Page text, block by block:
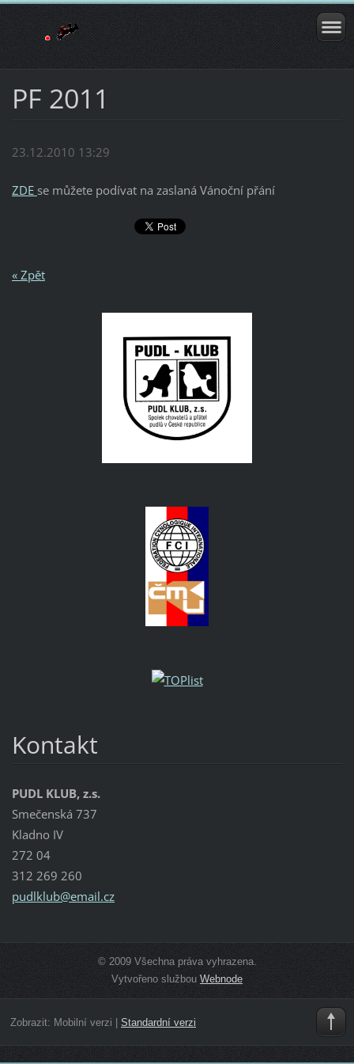
PF 2011
23.12.2010 13:29
ZDE se můžete podívat na zaslaná Vánoční přání
« Zpět
Kontakt
PUDL KLUB, z.s.
Smečenská 737
Kladno IV
272 04
312 269 260
pudlklub@email.cz
© 2009 Všechna práva vyhrazena.
Vytvořeno službou Webnode
Zobrazit: Mobilní verzi Standardní verzi